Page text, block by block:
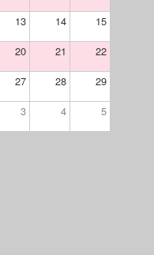
13 14
15
20 21
22
27 28
29
3 4 5